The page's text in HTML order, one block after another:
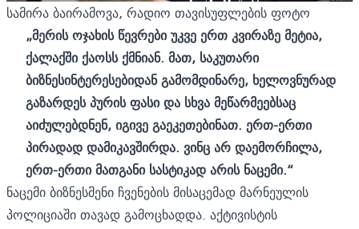
სამირა ბაირამოვა, რადიო თავისუფლების ფოტო
„მერის ოჯახის წევრები უკვე ერთ კვირაზე მეტია,
ქალაქში ქაოსს ქმნიან. მათ, საკუთარი
ბიზნესინტერესებიდან გამომდინარე, ხელოვნურად
გაზარდეს პურის ფასი და სხვა მეწარმეებსაც
აიძულებდნენ, იგივე გაეკეთებინათ. ერთ-ერთი
პირადად დამიკავშირდა. ვინც არ დაემორჩილა,
ერთ-ერთი მათგანი სასტიკად არის ნაცემი.“
ნაცემი ბიზნესმენი ჩვენების მისაცემად მარნეულის
პოლიციაში თავად გამოცხადდა. აქტივისტის